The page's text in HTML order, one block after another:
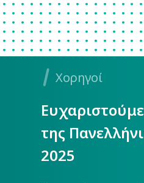
Χορηγοί
της
2025